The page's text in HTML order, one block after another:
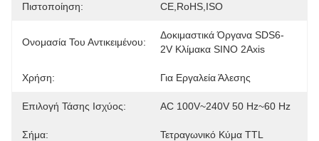
Πιστοποίηση: CE,RoHS,ISO
Ονομασία Του Αντικειμένου:
Δοκιμαστικά Όργανα SDS6-
2V Κλίμακα SINO 2Axis
Χρήση: Για Εργαλεία Άλεσης
Επιλογή Τάσης Ισχύος: AC 100V~240V 50 Hz~60 Hz
Σήμα: Τετραγωνικό Κύμα TTL